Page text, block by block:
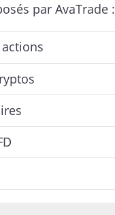
par AvaTrade :
actions